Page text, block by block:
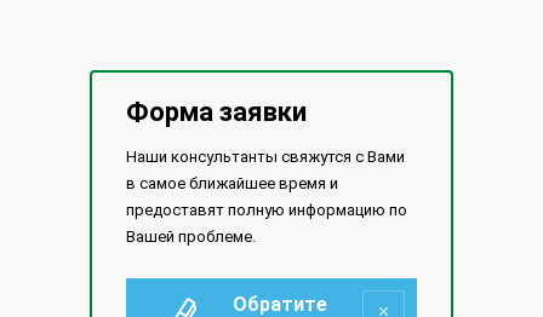
Форма заявки
Наши консультанты свяжутся с Вами
в самое ближайшее время и
предоставят полную информацию по
Вашей проблеме.
Обратите